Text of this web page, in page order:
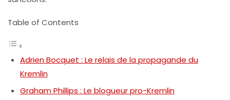
Table of Contents
Adrien Bocquet : Le relais de la propagande du
Kremlin
Graham Phillips : Le blogueur pro-Kremlin